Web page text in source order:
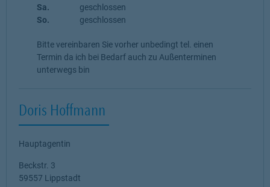
Sa.
geschlossen
So.
geschlossen
Bitte vereinbaren Sie vorher unbedingt tel. einen
Termin da ich bei Bedarf auch zu Außenterminen
unterwegs bin
Doris Hoffmann
Hauptagentin
Beckstr. 3
59557 Lippstadt